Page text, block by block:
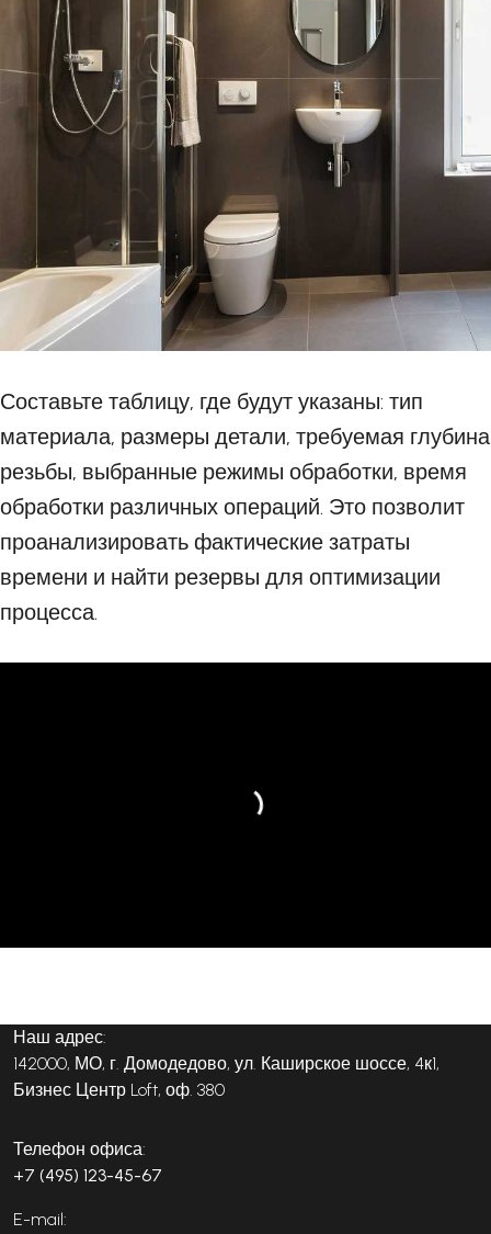
Составьте таблицу, где будут указаны: тип
материала, размеры детали, требуемая глубина
резьбы, выбранные режимы обработки, время
обработки различных операций. Это позволит
проанализировать фактические затраты
времени и найти резервы для оптимизации
процесса.
Наш адрес:
142000, МО, г. Домодедово, ул. Каширское шоссе, 4к1,
Бизнес Центр Loft, оф. 380
Телефон офиса:
+7 (495) 123-45-67
E-mail: